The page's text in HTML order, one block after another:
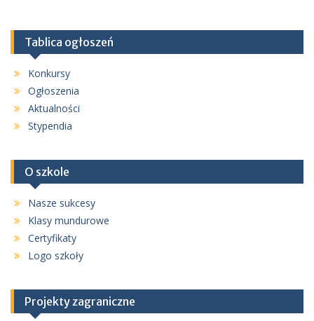
Tablica ogłoszeń
Konkursy
Ogłoszenia
Aktualności
Stypendia
O szkole
Nasze sukcesy
Klasy mundurowe
Certyfikaty
Logo szkoły
Projekty zagraniczne